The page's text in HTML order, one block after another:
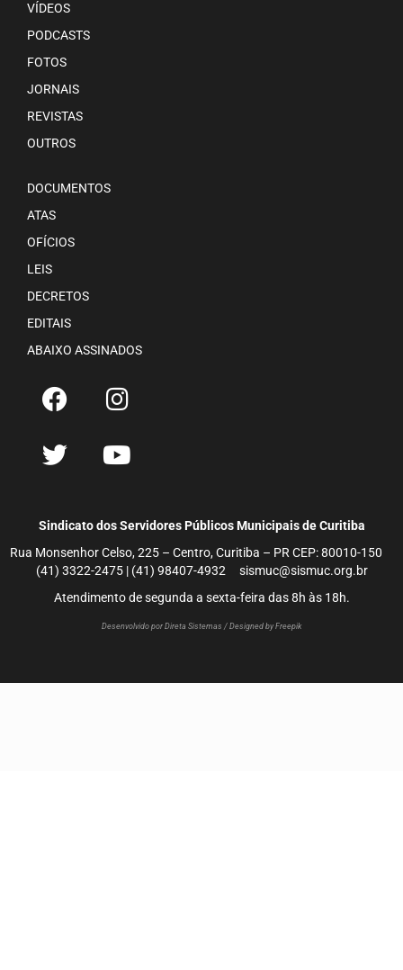
VÍDEOS
PODCASTS
FOTOS
JORNAIS
REVISTAS
OUTROS
DOCUMENTOS
ATAS
OFÍCIOS
LEIS
DECRETOS
EDITAIS
ABAIXO ASSINADOS
Sindicato dos Servidores Públicos Municipais de Curitiba
Rua Monsenhor Celso, 225 – Centro, Curitiba – PR CEP: 80010-150
(41) 3322-2475 | (41) 98407-4932 sismuc@sismuc.org.br
Atendimento de segunda a sexta-feira das 8h às 18h.
Desenvolvido por Direta Sistemas / Designed by Freepik